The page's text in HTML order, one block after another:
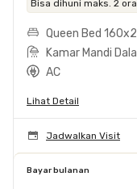
Bisa dihuni maks. 2
Queen Bed
Kamar Mandi
AC
Lihat Detail
Jadwalkan Visit
Bayar bulanan